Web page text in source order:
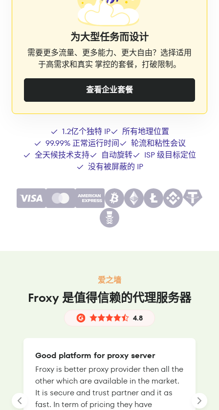
为大型任务而设计
需要更多流量、更多能力、更大自由？选择适用
于高需求和真实 掌控的套餐，打破限制。
查看企业套餐
1.2亿个独特 IP
所有地理位置
99.99% 正常运行时间
轮流和粘性会议
全天候技术支持
自动旋转
ISP 级目标定位
没有被屏蔽的 IP
爱之墙
Froxy 是值得信赖的代理服务器
4.8
Good platform for proxy server
Froxy is better proxy provider then all the
other which are available in the market.
It is secure and trust partner and it as
fast. In term of pricing they have